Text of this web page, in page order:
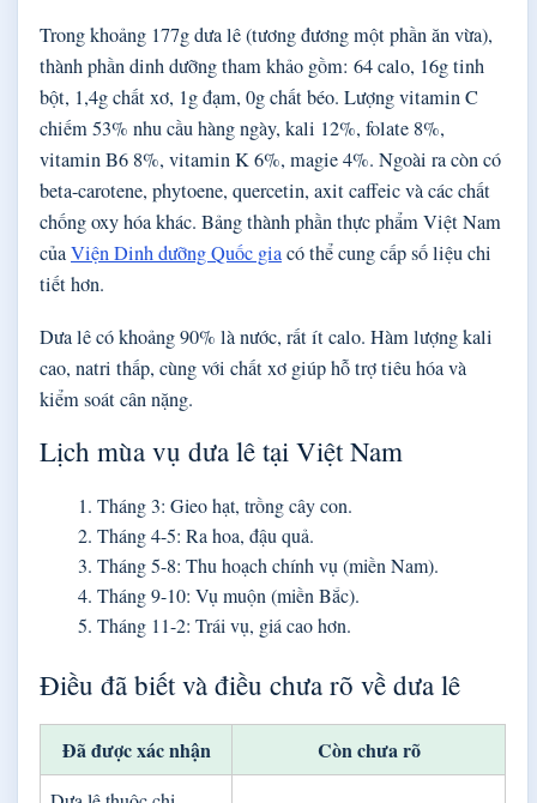
Trong khoảng 177g dưa lê (tương đương một phần ăn vừa),
thành phần dinh dưỡng tham khảo gồm: 64 calo, 16g tinh
bột, 1,4g chất xơ, 1g đạm, 0g chất béo. Lượng vitamin C
chiếm 53% nhu cầu hàng ngày, kali 12%, folate 8%,
vitamin B6 8%, vitamin K 6%, magie 4%. Ngoài ra còn có
beta-carotene, phytoene, quercetin, axit caffeic và các chất
chống oxy hóa khác. Bảng thành phần thực phẩm Việt Nam
củaViện Dinh dưỡng Quốc giacó thể cung cấp số liệu chi
tiết hơn.
Dưa lê có khoảng 90% là nước, rất ít calo. Hàm lượng kali
cao, natri thấp, cùng với chất xơ giúp hỗ trợ tiêu hóa và
kiểm soát cân nặng.
Lịch mùa vụ dưa lê tại Việt Nam
Tháng 3: Gieo hạt, trồng cây con.
Tháng 4-5: Ra hoa, đậu quả.
Tháng 5-8: Thu hoạch chính vụ (miền Nam).
Tháng 9-10: Vụ muộn (miền Bắc).
Tháng 11-2: Trái vụ, giá cao hơn.
Điều đã biết và điều chưa rõ về dưa lê
Đã được xác nhận Còn chưa rõ